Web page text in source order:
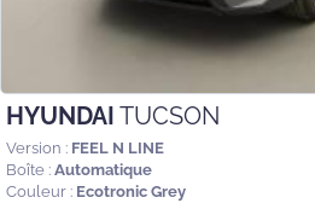
HYUNDAI TUCSON
Version : FEEL N LINE
Boîte : Automatique
Couleur : Ecotronic Grey